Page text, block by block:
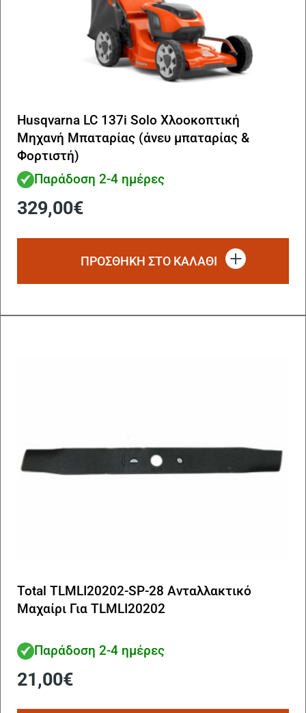
Husqvarna LC 137i Solo Χλοοκοπτική
Μηχανή Μπαταρίας (άνευ μπαταρίας &
Φορτιστή)
Παράδοση 2-4 ημέρες
329,00€
ΠΡΟΣΘΗΚΗ ΣΤΟ ΚΑΛΑΘΙ
Total TLMLI20202-SP-28 Ανταλλακτικό
Μαχαίρι Για TLMLI20202
Παράδοση 2-4 ημέρες
21,00€